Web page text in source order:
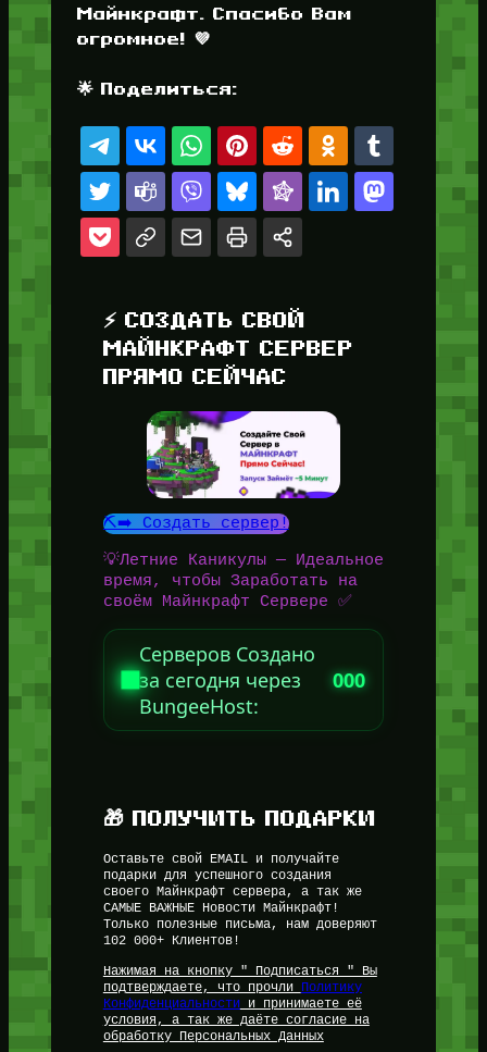
Майнкрафт. Спасибо Вам
огромное! 💜
🌟 Поделиться:
⚡ СОЗДАТЬ СВОЙ
МАЙНКРАФТ СЕРВЕР
ПРЯМО СЕЙЧАС
⛏️➡️ Создать сервер!
💡Летние Каникулы — Идеальное
время, чтобы Заработать на
своём Майнкрафт Сервере ✅
Серверов Создано
за сегодня через
BungeeHost:
000
🎁 ПОЛУЧИТЬ ПОДАРКИ
Оставьте свой EMAIL и получайте
подарки для успешного создания
своего Майнкрафт сервера, а так же
САМЫЕ ВАЖНЫЕ Новости Майнкрафт!
Только полезные письма, нам доверяют
102 000+ Клиентов!
Нажимая на кнопку " Подписаться " Вы
подтверждаете, что прочли
Политику
Конфиденциальностии принимаете её
условия, а так же даёте согласие на
обработку Персональных Данных